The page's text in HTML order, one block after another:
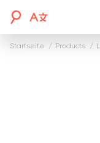
Startseite products